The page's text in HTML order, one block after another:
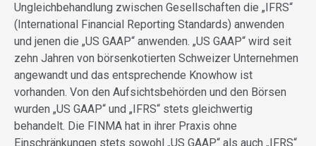
Ungleichbehandlung zwischen Gesellschaften die „IFRS“
(International Financial Reporting Standards) anwenden
und jenen die „US GAAP“ anwenden. „US GAAP“ wird seit
zehn Jahren von börsenkotierten Schweizer Unternehmen
angewandt und das entsprechende Knowhow ist
vorhanden. Von den Aufsichtsbehörden und den Börsen
wurden „US GAAP“ und „IFRS“ stets gleichwertig
behandelt. Die FINMA hat in ihrer Praxis ohne
Einschränkungen stets sowohl „US GAAP“ als auch „IFRS“